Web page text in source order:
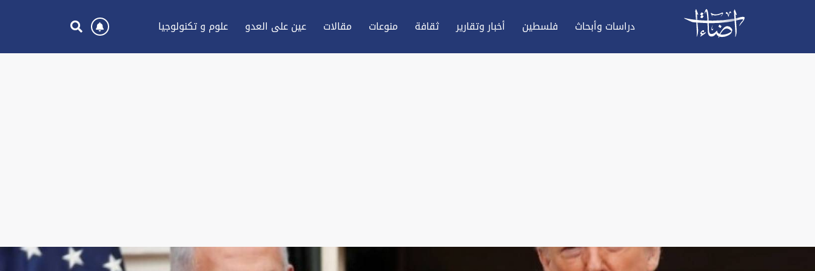
دراسات وأبحاث فلسطين أخبار وتقارير ثقافة منوعات مقالات عين علی العدو علوم و تكنولوجيا